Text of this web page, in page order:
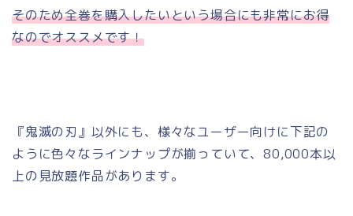
そのため全巻を購入したいという場合にも非常にお得
なのでオススメです！
『鬼滅の刃』以外にも、様々なユーザー向けに下記の
ように色々なラインナップが揃っていて、80,000本以
上の見放題作品があります。